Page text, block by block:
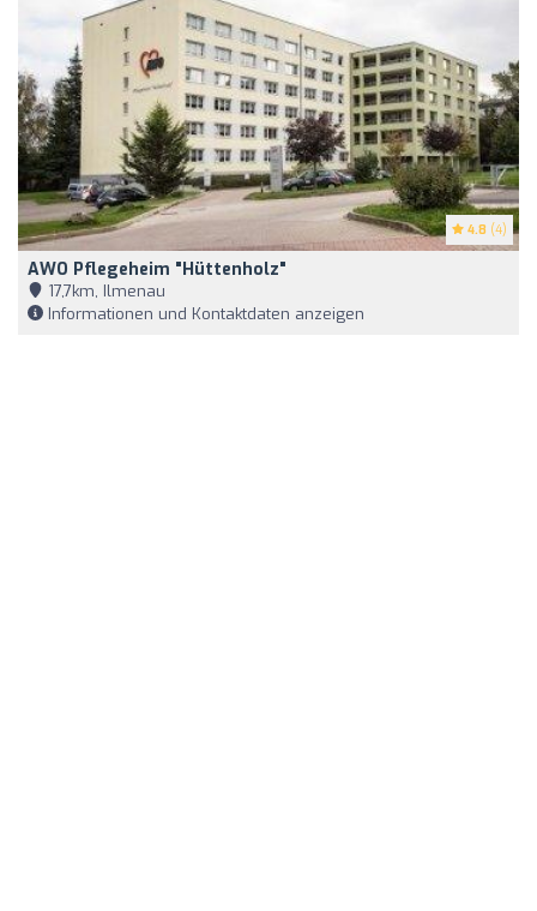
4.8 (4)
AWO Pflegeheim "Hüttenholz"
17,7km, Ilmenau
Informationen und Kontaktdaten anzeigen